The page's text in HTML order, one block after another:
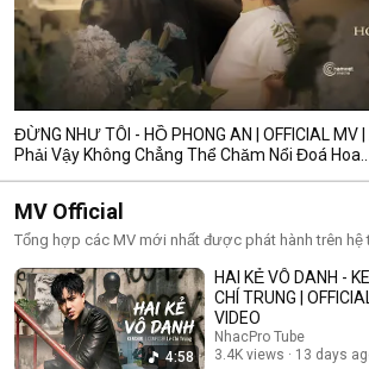
ĐỪNG NHƯ TÔI - HỒ PHONG AN | OFFICIAL MV
Phải Vậy Không Chẳng Thể Chăm Nổi Đoá Hoa..
MV Official
Tổng hợp các MV mới nhất được phát hành trên hệ
4:58
HAI KẺ VÔ DANH -
CHÍ TRUNG |
VIDEO
NhacPro Tube
3.4K views
13 days